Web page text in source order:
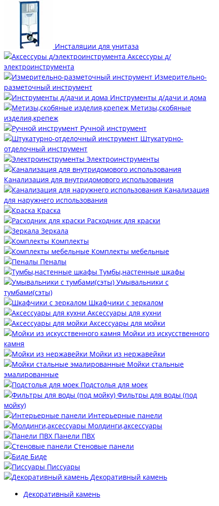
Инсталяции для унитаза
Аксессуры д/
электроинструмента
Измерительно-
разметочный инструмент
Инструменты д/дачи и дома
Метизы,скобяные
изделия,крепеж
Ручной инструмент
Штукатурно-
отделочный инструмент
Электроинструменты
Канализация для внутридомового использования
Канализация
для наружнего использования
Краска
Расходник для краски
Зеркала
Комплекты
Комплекты мебельные
Пеналы
Тумбы,настенные шкафы
Умывальники с
тумбами(сэты)
Шкафчики с зеркалом
Аксессуары для кухни
Аксессуары для мойки
Мойки из искусственного
камня
Мойки из нержавейки
Мойки стальные
эмалированные
Подстолья для моек
Фильтры для воды (под
мойку)
Интерьерные панели
Молдинги,аксессуары
Панели ПВХ
Стеновые панели
Биде
Писсуары
Декоративный камень
Декоративный камень